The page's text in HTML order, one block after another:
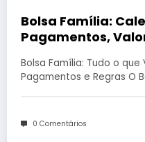
Bolsa Família:
Pagamentos,
Bolsa Família: Tudo o
Pagamentos e Regras O
0 Comentários